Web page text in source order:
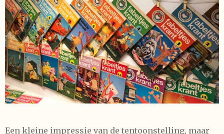
Een kleine impressie van de tentoonstelling, maar